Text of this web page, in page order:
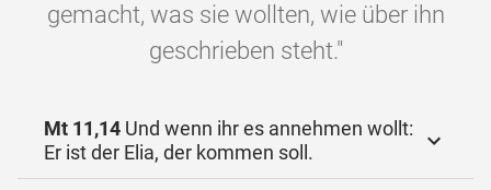
gemacht, was sie wollten, wie über ihn
geschrieben steht."
Mt 11,14 Und wenn ihr es annehmen wollt:
Er ist der Elia, der kommen soll.